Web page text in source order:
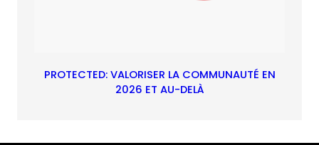
PROTECTED: VALORISER LA COMMUNAUTÉ EN
2026 ET AU-DELÀ